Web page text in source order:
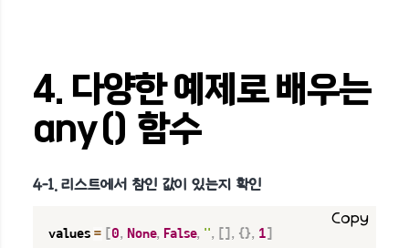
4. 다양한 예제로 배우는
any() 함수
4-1. 리스트에서 참인 값이 있는지 확인
values = 0, None, False, '', , {}, 1
Copy